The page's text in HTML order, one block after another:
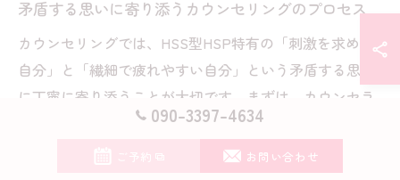
矛盾する思いに寄り添うカウンセリングのプロセス
カウンセリングでは、HSS型HSP特有の「刺激を求める
自分」と「繊細で疲れやすい自分」という矛盾する思い
に丁寧に寄り添うことが大切です。まずは、カウンセラ
ーがクライアントの思いを否定せず、ありのまま受け止
める姿勢を持つことからプロセスが始まります。
090-3397-4634
ご予約 お問い合わせ